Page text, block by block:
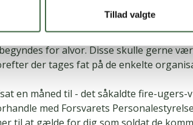
Tillad valgte
2020 mødtes parterne for at udveksle
Og nu med nytåret i bakspejlet kan
for alvor. Disse skulle gerne
der tages fat på de enkelte
en måned til - det såkaldte fire-ugers-
med Forsvarets